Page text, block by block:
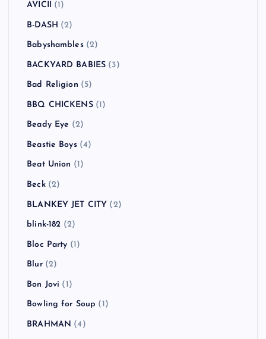
AVICII (1)
B-DASH (2)
Babyshambles(2)
BACKYARD BABIES (3)
Bad Religion (5)
BBQ CHICKENS(1)
Beady Eye (2)
Beastie Boys(4)
Beat Union (1)
Beck(2)
BLANKEY JET CITY (2)
blink-182 (2)
Bloc Party (1)
Blur(2)
Bon Jovi (1)
Bowling for Soup (1)
BRAHMAN (4)